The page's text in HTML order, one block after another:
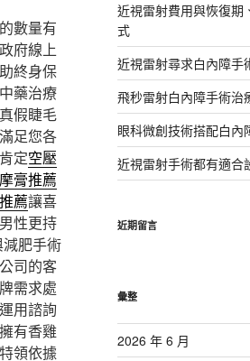
數量有
府線上
終身保
藥治療
假睫毛
足您各
定空壓
膏推薦
薦讓喜
性更持
減肥手術
司的客
需求處
用諮詢
有香雞
領依據
近視雷射費用與恢復期
式
近視雷射尋求白內障手
飛秒雷射白內障手術治
眼科微創技術搭配白內
近視雷射手術都有適合
近期留言
彙整
2026 年 6 月